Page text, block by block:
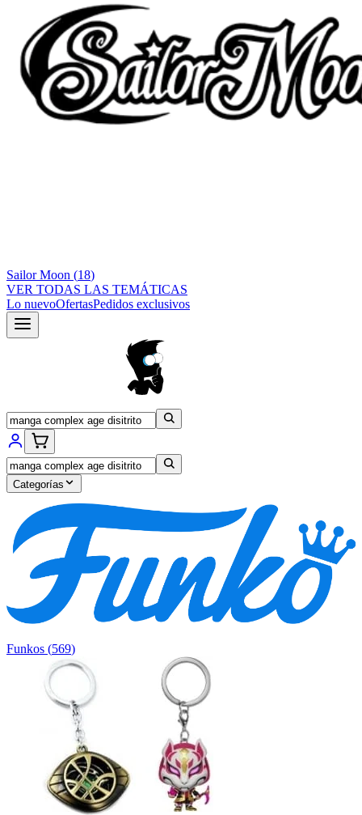
Sailor Moon (18)
VER TODAS LAS TEMÁTICAS
Lo nuevoOfertasPedidos exclusivos
Categorías
Funkos (569)